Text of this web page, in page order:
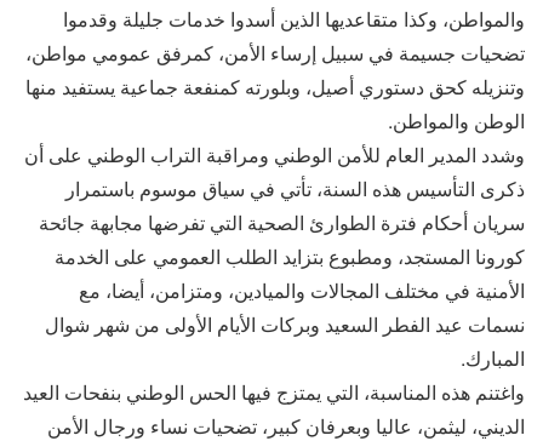
والمواطن، وكذا متقاعديها الذين أسدوا خدمات جليلة وقدموا
تضحيات جسيمة في سبيل إرساء الأمن، كمرفق عمومي مواطن،
وتنزيله كحق دستوري أصيل، وبلورته كمنفعة جماعية يستفيد منها
الوطن والمواطن.
وشدد المدير العام للأمن الوطني ومراقبة التراب الوطني على أن
ذكرى التأسيس هذه السنة، تأتي في سياق موسوم باستمرار
سريان أحكام فترة الطوارئ الصحية التي تفرضها مجابهة جائحة
كورونا المستجد، ومطبوع بتزايد الطلب العمومي على الخدمة
الأمنية في مختلف المجالات والميادين، ومتزامن، أيضا، مع
نسمات عيد الفطر السعيد وبركات الأيام الأولى من شهر شوال
المبارك.
واغتنم هذه المناسبة، التي يمتزج فيها الحس الوطني بنفحات العيد
الديني، ليثمن، عاليا وبعرفان كبير، تضحيات نساء ورجال الأمن